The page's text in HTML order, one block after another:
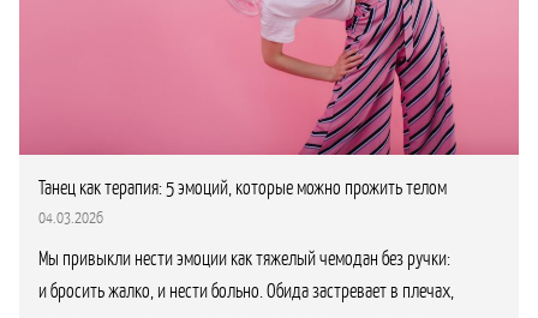
Танец как терапия: 5 эмоций, которые можно прожить телом
04.03.2026
Мы привыкли нести эмоции как тяжелый чемодан без ручки:
и бросить жалко, и нести больно. Обида застревает в плечах,